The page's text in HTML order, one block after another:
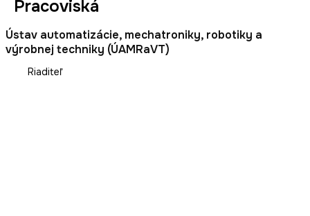
Pracoviská
Ústav automatizácie, mechatroniky, robotiky a
výrobnej techniky (ÚAMRaVT)
Riaditeľ